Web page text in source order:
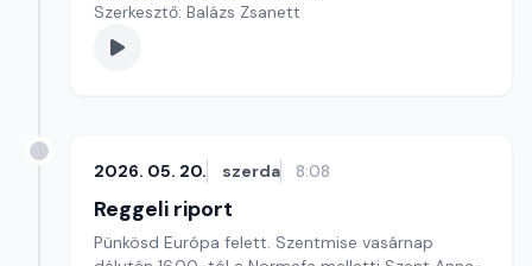
Szerkesztő: Balázs Zsanett
2026. 05. 20. szerda 8:08
Reggeli riport
Pünkösd Európa felett. Szentmise vasárnap